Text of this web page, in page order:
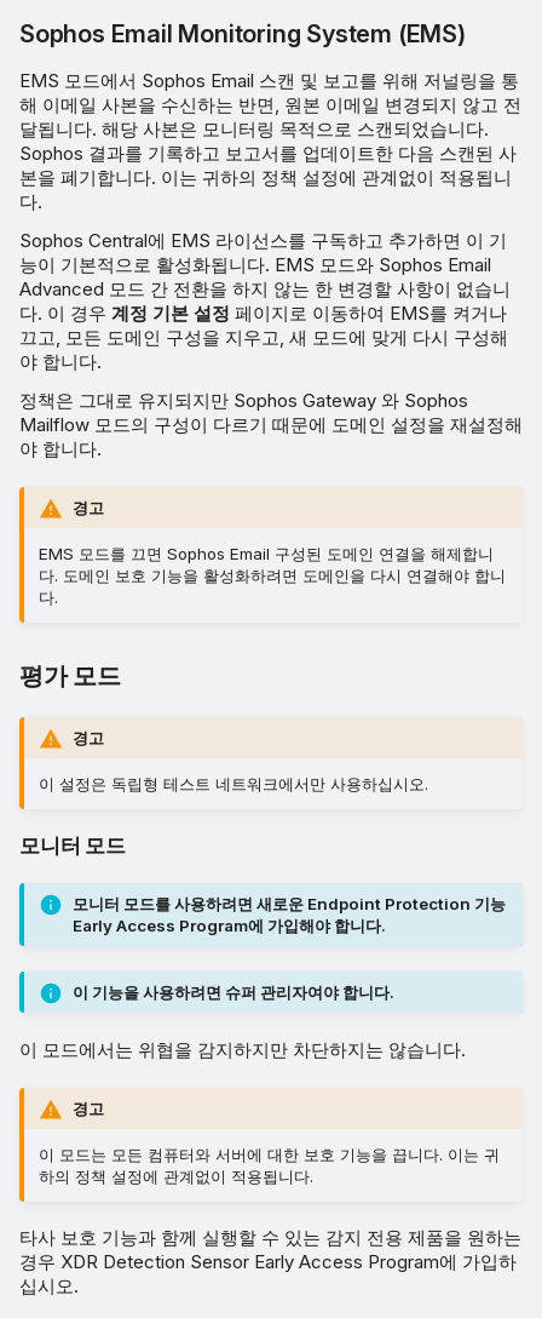
Sophos Email Monitoring System (EMS)
EMS 모드에서 Sophos Email 스캔 및 보고를 위해 저널링을 통
해 이메일 사본을 수신하는 반면, 원본 이메일 변경되지 않고 전
달됩니다. 해당 사본은 모니터링 목적으로 스캔되었습니다.
Sophos 결과를 기록하고 보고서를 업데이트한 다음 스캔된 사
본을 폐기합니다. 이는 귀하의 정책 설정에 관계없이 적용됩니
다.
Sophos Central에 EMS 라이선스를 구독하고 추가하면 이 기
능이 기본적으로 활성화됩니다. EMS 모드와 Sophos Email
Advanced 모드 간 전환을 하지 않는 한 변경할 사항이 없습니
다. 이 경우 계정 기본 설정 페이지로 이동하여 EMS를 켜거나
끄고, 모든 도메인 구성을 지우고, 새 모드에 맞게 다시 구성해
야 합니다.
정책은 그대로 유지되지만 Sophos Gateway 와 Sophos
Mailflow 모드의 구성이 다르기 때문에 도메인 설정을 재설정해
야 합니다.
경고
EMS 모드를 끄면 Sophos Email 구성된 도메인 연결을 해제합니
다. 도메인 보호 기능을 활성화하려면 도메인을 다시 연결해야 합니
다.
평가 모드
경고
이 설정은 독립형 테스트 네트워크에서만 사용하십시오.
모니터 모드
모니터 모드를 사용하려면 새로운 Endpoint Protection 기능
Early Access Program에 가입해야 합니다.
이 기능을 사용하려면 슈퍼 관리자여야 합니다.
이 모드에서는 위협을 감지하지만 차단하지는 않습니다.
경고
이 모드는 모든 컴퓨터와 서버에 대한 보호 기능을 끕니다. 이는 귀
하의 정책 설정에 관계없이 적용됩니다.
타사 보호 기능과 함께 실행할 수 있는 감지 전용 제품을 원하는
경우 XDR Detection Sensor Early Access Program에 가입하
십시오.